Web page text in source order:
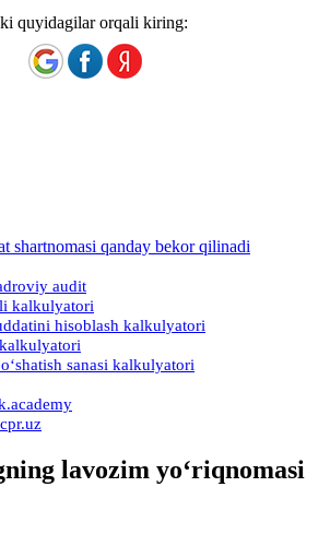
quyidagilar orqali kiring:
shartnomasi qanday bekor qilinadi
audit
kalkulyatori
hisoblash kalkulyatori
sanasi kalkulyatori
lavozim yoʻriqnomasi